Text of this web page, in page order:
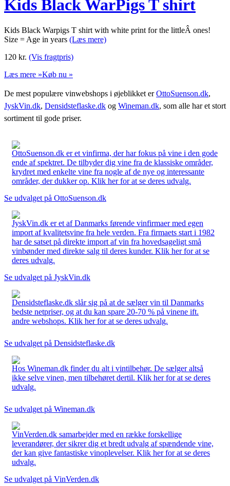
Kids Black WarPigs T shirt
Kids Black Warpigs T shirt with white print for the littleÂ ones!
Size = Age in years (Læs mere)
120 kr. (Vis fragtpris)
Læs mere »Køb nu »
De mest populære vinwebshops i øjeblikket erOttoSuenson.dk,
JyskVin.dk, Densidsteflaske.dk og Wineman.dk, som alle har et stort
sortiment til gode priser.
OttoSuenson.dk er et vinfirma, der har fokus på vine i den gode
ende af spektret. De tilbyder dig vine fra de klassiske områder,
krydret med enkelte vine fra nogle af de nye og interessante
områder, der dukker op. Klik her for at se deres udvalg.
Se udvalget på OttoSuenson.dk
JyskVin.dk er et af Danmarks førende vinfirmaer med egen
import af kvalitetsvine fra hele verden. Fra firmaets start i 1982
har de satset på direkte import af vin fra hovedsageligt små
vinbønder med direkte salg til deres kunder. Klik her for at se
deres udvalg.
Se udvalget på JyskVin.dk
Densidsteflaske.dk slår sig på at de sælger vin til Danmarks
bedste netpriser, og at du kan spare 20-70 % på vinene ift.
andre webshops. Klik her for at se deres udvalg.
Se udvalget på Densidsteflaske.dk
Hos Wineman.dk finder du alt i vintilbehør. De sælger altså
ikke selve vinen, men tilbehøret dertil. Klik her for at se deres
udvalg.
Se udvalget på Wineman.dk
VinVerden.dk samarbejder med en række forskellige
leverandører, der sikrer dig et bredt udvalg af spændende vine,
der kan give fantastiske vinoplevelser. Klik her for at se deres
udvalg.
Se udvalget på VinVerden.dk